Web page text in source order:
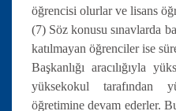
öğrencisi olurlar ve lisans
(7) Söz konusu sınavlarda
katılmayan öğrenciler ise
Başkanlığı aracılığıyla
yüksekokul tarafından
öğretimine devam ederler.